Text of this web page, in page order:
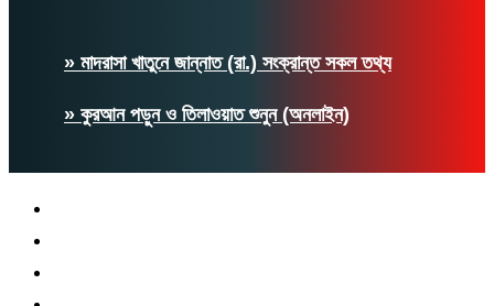
» মাদরাসা খাতুনে জান্নাত (রা.) সংক্রান্ত সকল তথ্য
» কুরআন পড়ুন ও তিলাওয়াত শুনুন (অনলাইন)